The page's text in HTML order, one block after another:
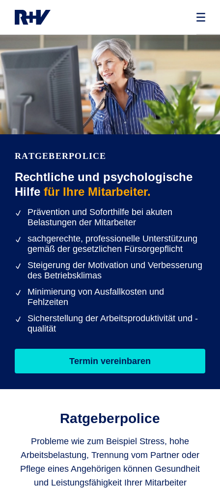
RATGEBERPOLICE
Rechtliche und psychologische
Hilfe für Ihre Mitarbeiter.
Prävention und Soforthilfe bei akuten
Belastungen der Mitarbeiter
sachgerechte, professionelle Unterstützung
gemäß der gesetzlichen Fürsorgepflicht
Steigerung der Motivation und Verbesserung
des Betriebsklimas
Minimierung von Ausfallkosten und
Fehlzeiten
Sicherstellung der Arbeitsproduktivität und -
qualität
Termin vereinbaren
Ratgeberpolice
Probleme wie zum Beispiel Stress, hohe
Arbeitsbelastung, Trennung vom Partner oder
Pflege eines Angehörigen können Gesundheit
und Leistungsfähigkeit Ihrer Mitarbeiter